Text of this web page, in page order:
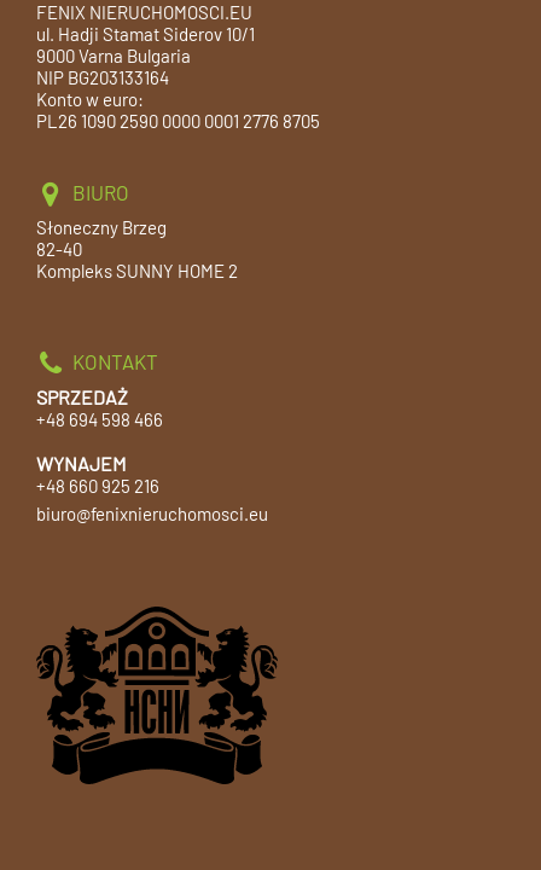
FENIX NIERUCHOMOSCI.EU
ul. Hadji Stamat Siderov 10/1
9000 Varna Bulgaria
NIP BG203133164
Konto w euro:
PL26 1090 2590 0000 0001 2776 8705
BIURO
Słoneczny Brzeg
82-40
Kompleks SUNNY HOME 2
KONTAKT
SPRZEDAŻ
+48 694 598 466
WYNAJEM
+48 660 925 216
biuro@fenixnieruchomosci.eu